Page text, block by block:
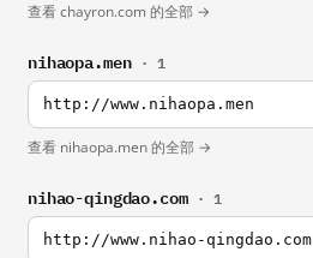
查看 chayron.com 的全部 →
nihaopa.men · 1
http://www.nihaopa.men
查看 nihaopa.men 的全部 →
nihao-qingdao.com · 1
http://www.nihao-qingdao.com